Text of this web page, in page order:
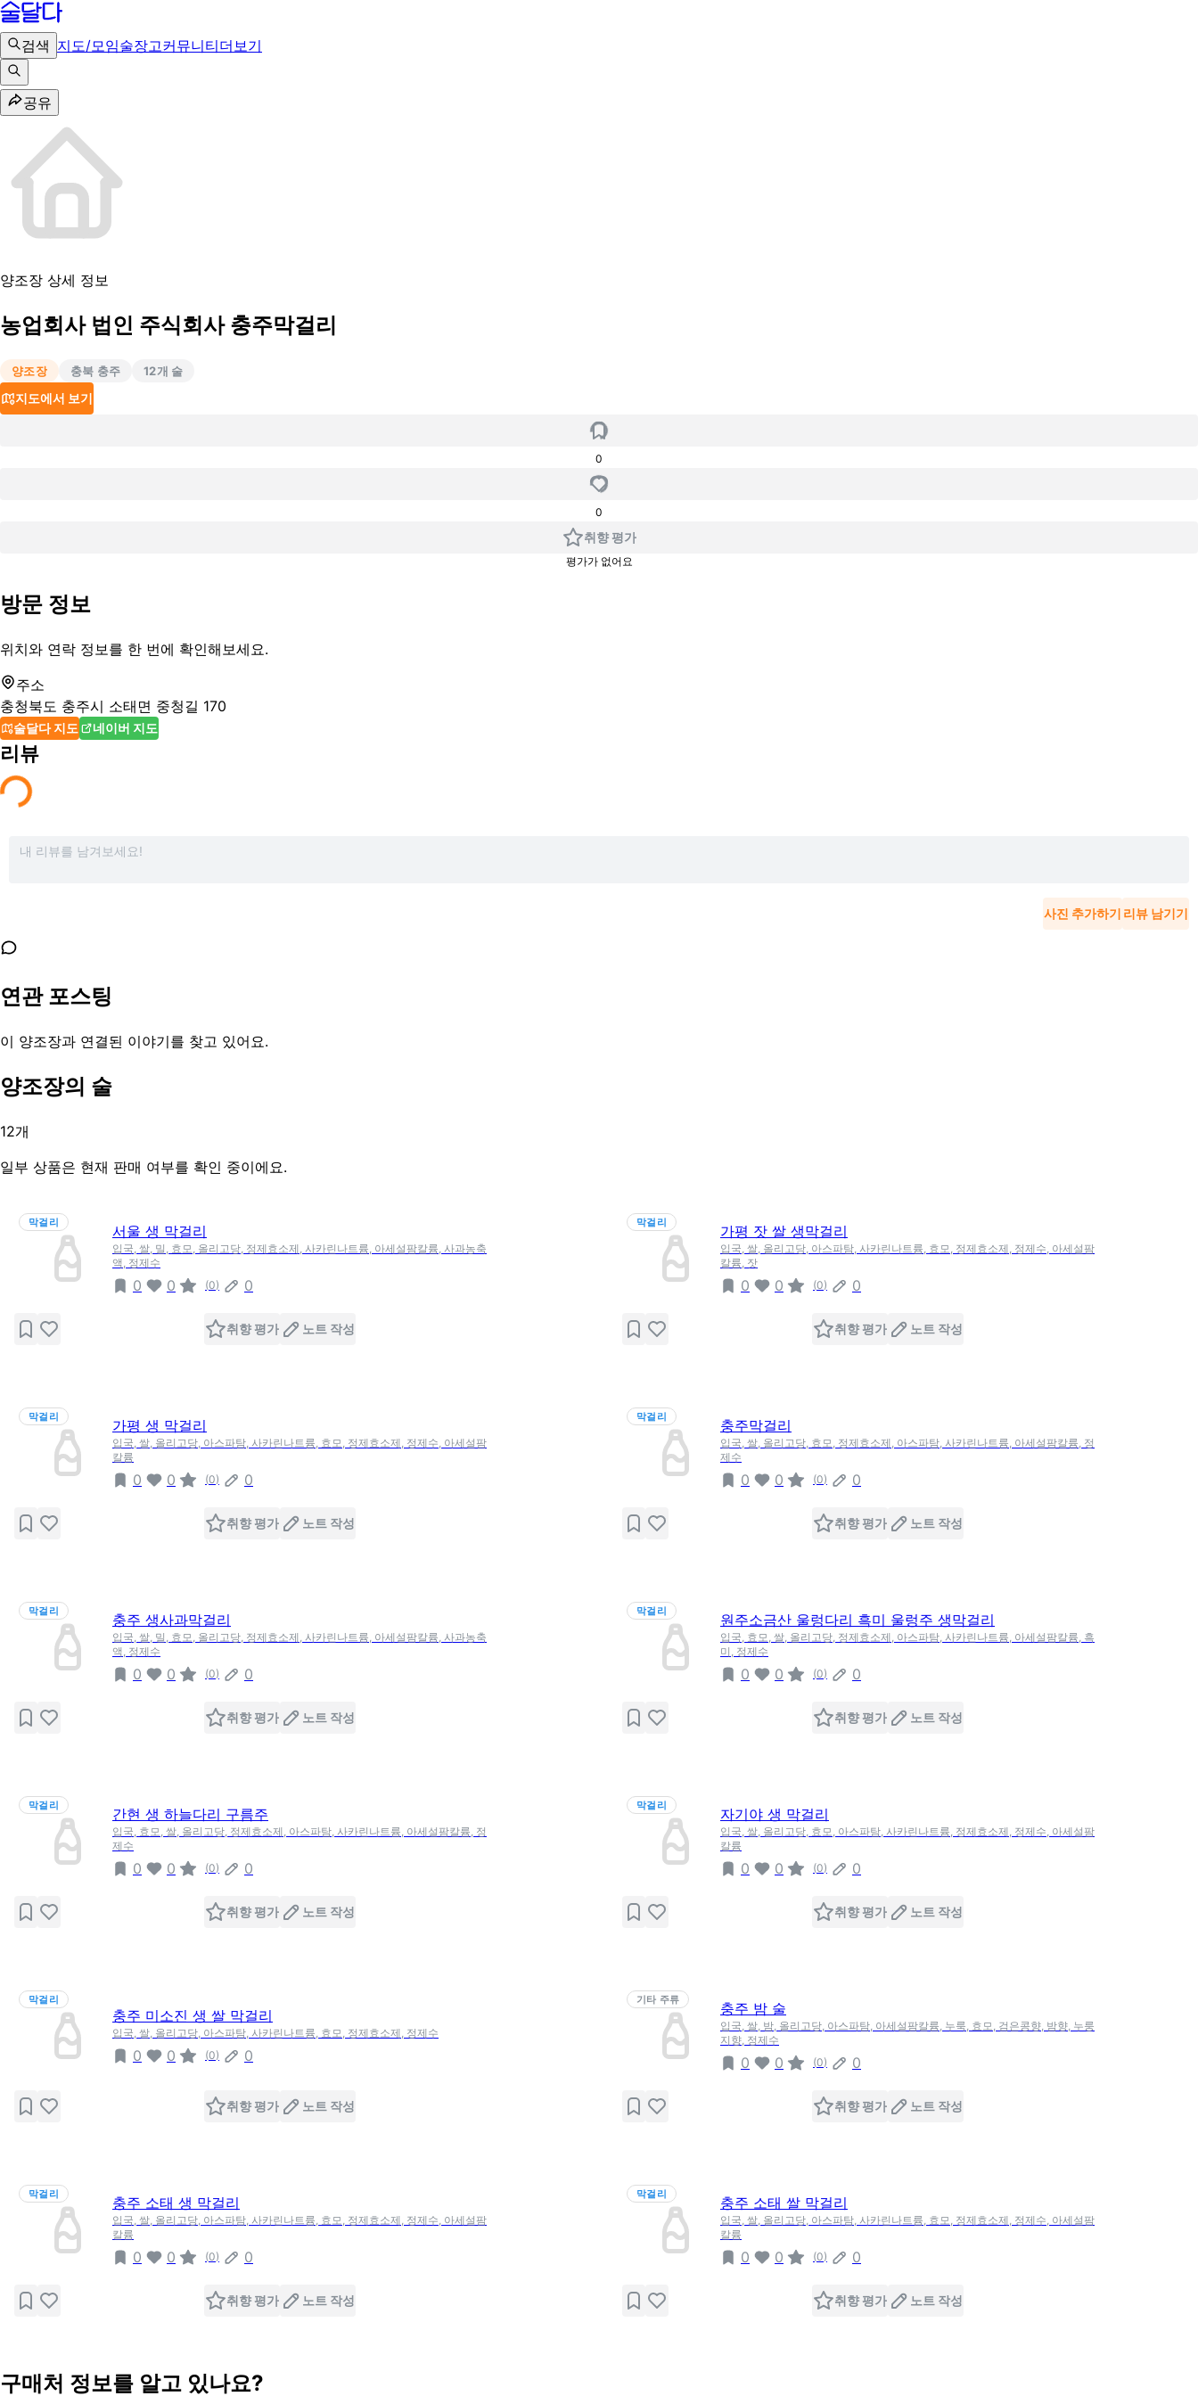
검색 지도/모임술장고커뮤니티더보기
공유
양조장 상세 정보
농업회사 법인 주식회사 충주막걸리
양조장 충북 충주 12개 술
지도에서 보기
0
0
취향 평가
평가가 없어요
방문 정보
위치와 연락 정보를 한 번에 확인해보세요.
주소
충청북도 충주시 소태면 중청길 170
술달다 지도 네이버 지도
리뷰
사진 추가하기 리뷰 남기기
연관 포스팅
이 양조장과 연결된 이야기를 찾고 있어요.
양조장의 술
12개
일부 상품은 현재 판매 여부를 확인 중이에요.
막걸리
서울 생 막걸리
입국, 쌀, 밀, 효모, 올리고당, 정제효소제, 사카린나트륨, 아세설팜칼륨, 사과농축
액, 정제수
0 0 (0) 0
취향 평가 노트 작성
막걸리
가평 잣 쌀 생막걸리
입국, 쌀, 올리고당, 아스파탐, 사카린나트륨, 효모, 정제효소제, 정제수, 아세설팜
칼륨, 잣
0 0 (0) 0
취향 평가 노트 작성
막걸리
가평 생 막걸리
입국, 쌀, 올리고당, 아스파탐, 사카린나트륨, 효모, 정제효소제, 정제수, 아세설팜
칼륨
0 0 (0) 0
취향 평가 노트 작성
막걸리
충주막걸리
입국, 쌀, 올리고당, 효모, 정제효소제, 아스파탐, 사카린나트륨, 아세설팜칼륨, 정
제수
0 0 (0) 0
취향 평가 노트 작성
막걸리
충주 생사과막걸리
입국, 쌀, 밀, 효모, 올리고당, 정제효소제, 사카린나트륨, 아세설팜칼륨, 사과농축
액, 정제수
0 0 (0) 0
취향 평가 노트 작성
막걸리
원주소금산 울렁다리 흑미 울렁주 생막걸리
입국, 효모, 쌀, 올리고당, 정제효소제, 아스파탐, 사카린나트륨, 아세설팜칼륨, 흑
미, 정제수
0 0 (0) 0
취향 평가 노트 작성
막걸리
간현 생 하늘다리 구름주
입국, 효모, 쌀, 올리고당, 정제효소제, 아스파탐, 사카린나트륨, 아세설팜칼륨, 정
제수
0 0 (0) 0
취향 평가 노트 작성
막걸리
자기야 생 막걸리
입국, 쌀, 올리고당, 효모, 아스파탐, 사카린나트륨, 정제효소제, 정제수, 아세설팜
칼륨
0 0 (0) 0
취향 평가 노트 작성
막걸리
충주 미소진 생 쌀 막걸리
입국, 쌀, 올리고당, 아스파탐, 사카린나트륨, 효모, 정제효소제, 정제수
0 0 (0) 0
취향 평가 노트 작성
기타 주류
충주 밤 술
입국, 쌀, 밤, 올리고당, 아스파탐, 아세설팜칼륨, 누룩, 효모, 검은콩향, 밤향, 누룽
지향, 정제수
0 0 (0) 0
취향 평가 노트 작성
막걸리
충주 소태 생 막걸리
입국, 쌀, 올리고당, 아스파탐, 사카린나트륨, 효모, 정제효소제, 정제수, 아세설팜
칼륨
0 0 (0) 0
취향 평가 노트 작성
막걸리
충주 소태 쌀 막걸리
입국, 쌀, 올리고당, 아스파탐, 사카린나트륨, 효모, 정제효소제, 정제수, 아세설팜
칼륨
0 0 (0) 0
취향 평가 노트 작성
구매처 정보를 알고 있나요?